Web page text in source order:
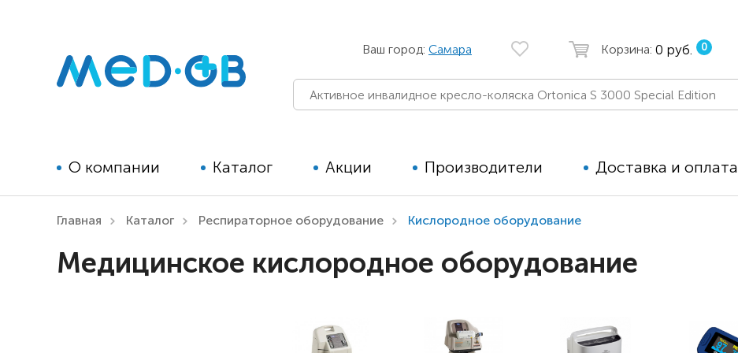
Ваш город: Самара Корзина: 0 руб. 0
О компании Каталог
реабилитации для детей
Коляски для детей с ДЦП
Детские вертикализаторы
Акции Производители Доставка и оплата
Главная Каталог Респираторное оборудование Кислородное оборудование
Медицинское кислородное оборудование